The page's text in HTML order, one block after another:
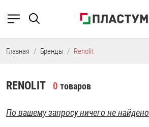
Главная Бренды Renolit
RENOLIT 0 товаров
По вашему запросу ничего не найдено